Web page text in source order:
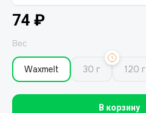
74 ₽
Вес
Waxmelt 30 г 120 г
В корзину